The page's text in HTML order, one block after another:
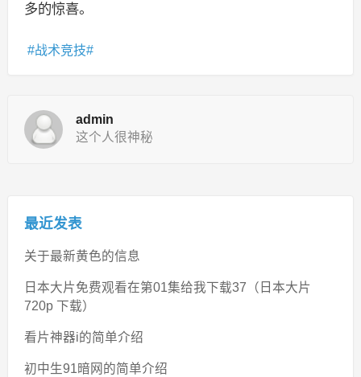
多的惊喜。
战术竞技
admin
这个人很神秘
最近发表
关于最新黄色的信息
日本大片免费观看在第01集给我下载37（日本大片
720p 下载）
看片神器i的简单介绍
初中生91暗网的简单介绍